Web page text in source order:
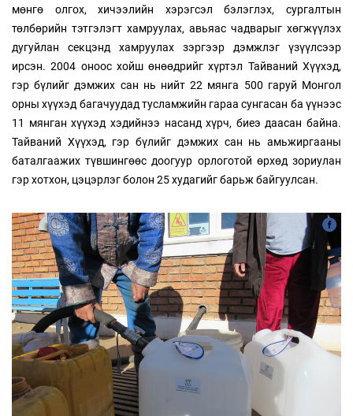
мөнгө олгох, хичээлийн хэрэгсэл бэлэглэх, сургалтын
төлбөрийн тэтгэлэгт хамруулах, авьяас чадварыг хөгжүүлэх
дугуйлан секцэнд хамруулах зэргээр дэмжлэг үзүүлсээр
ирсэн. 2004 оноос хойш өнөөдрийг хүртэл Тайваний Хүүхэд,
гэр бүлийг дэмжих сан нь нийт 22 мянга 500 гаруй Монгол
орны хүүхэд багачуудад тусламжийн гараа сунгасан ба үүнээс
11 мянган хүүхэд хэдийнээ насанд хүрч, биеэ даасан байна.
Тайваний Хүүхэд, гэр бүлийг дэмжих сан нь амьжиргааны
баталгаажих түвшингөөс доогуур орлоготой өрхөд зориулан
гэр хотхон, цэцэрлэг болон 25 худагийг барьж байгуулсан.